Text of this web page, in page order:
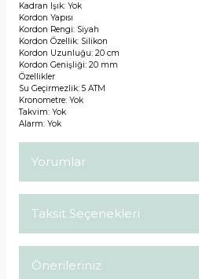
Kadran Işık: Yok
Kordon Yapısı
Kordon Rengi: Siyah
Kordon Özellik: Silikon
Kordon Uzunluğu: 20 cm
Kordon Genişliği: 20 mm
Özellikler
Su Geçirmezlik: 5 ATM
Kronometre: Yok
Takvim: Yok
Alarm: Yok
Yorumlar
Taksit Seçenekleri
Önerileriniz